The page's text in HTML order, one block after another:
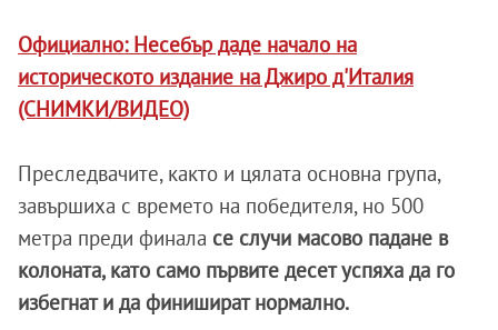
Официално: Несебър даде начало на
историческото издание на Джиро д'Италия
(СНИМКИ/ВИДЕО)
Преследвачите, както и цялата основна група,
завършиха с времето на победителя, но 500
метра преди финала се случи масово падане в
колоната, като само първите десет успяха да го
избегнат и да финишират нормално.